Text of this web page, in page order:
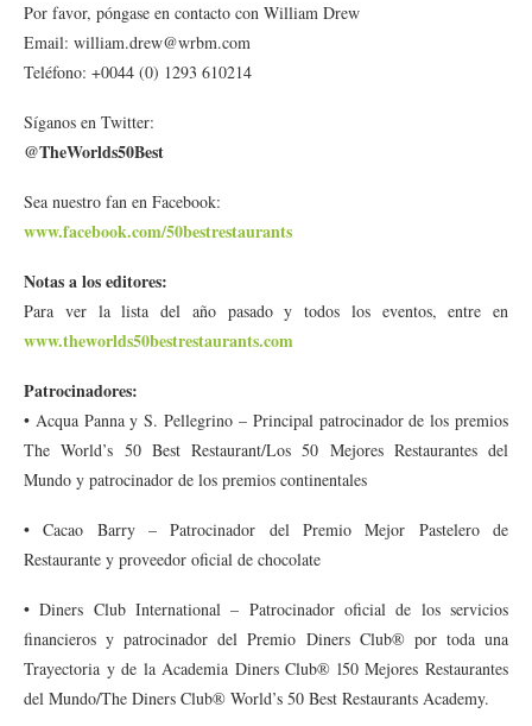
Por favor, póngase en contacto con William Drew
Email: william.drew@wrbm.com
Teléfono: +0044 (0) 1293 610214
Síganos en Twitter:
@TheWorlds50Best
Sea nuestro fan en Facebook:
www.facebook.com/50bestrestaurants
Notas a los editores:
Para ver la lista del año pasado y todos los eventos, entre en
www.theworlds50bestrestaurants.com
Patrocinadores:
• Acqua Panna y S. Pellegrino – Principal patrocinador de los premios
The World’s 50 Best Restaurant/Los 50 Mejores Restaurantes del
Mundo y patrocinador de los premios continentales
• Cacao Barry – Patrocinador del Premio Mejor Pastelero de
Restaurante y proveedor oficial de chocolate
• Diners Club International – Patrocinador oficial de los servicios
financieros y patrocinador del Premio Diners Club® por toda una
Trayectoria y de la Academia Diners Club® l50 Mejores Restaurantes
del Mundo/The Diners Club® World’s 50 Best Restaurants Academy.